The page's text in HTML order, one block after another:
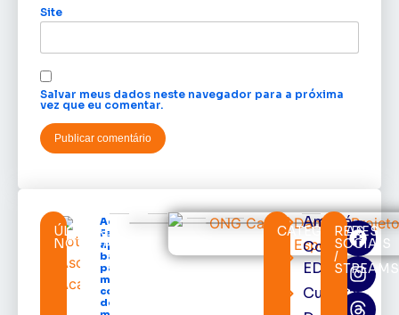
Site
Salvar meus dados neste navegador para a próxima
vez que eu comentar.
ÚLTIMAS
NOTÍCIAS
Acácio
Favacho
apresenta
balanço
parcial do
mandato
com mais
de R$ 668
CATEGORIAS
Amapá
Cortes
EDcast
Cultura
REDES
SOCIAIS
/
STREAMS